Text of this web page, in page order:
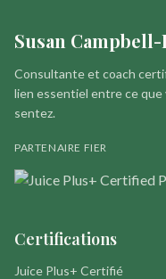
Susan
Consultante et coach
lien essentiel entre ce que
sentez.
PARTENAIRE FIER
Certifications
Juice Plus+ Certifié